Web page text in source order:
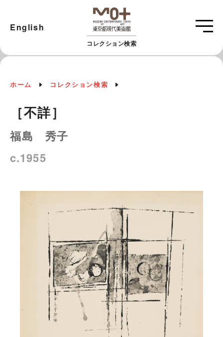
コレクション検索
English
ホーム コレクション検索
［不詳］
福島 秀子
c.1955